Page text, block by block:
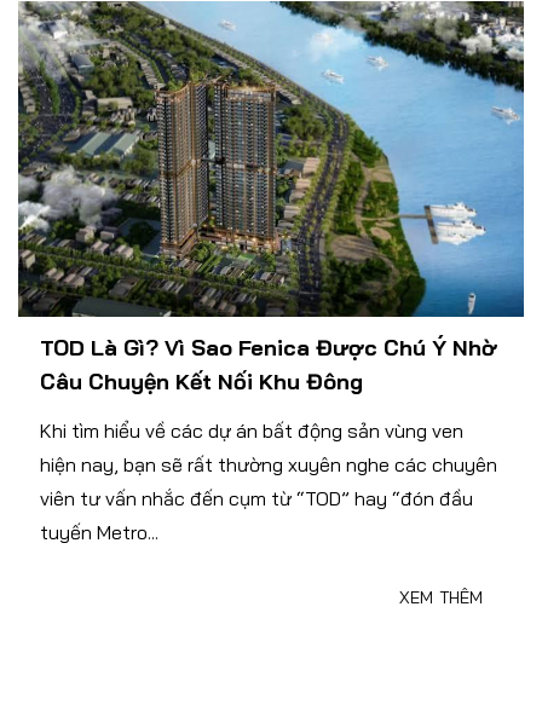
TOD Là Gì? Vì Sao Fenica Được Chú Ý Nhờ
Câu Chuyện Kết Nối Khu Đông
Khi tìm hiểu về các dự án bất động sản vùng ven
hiện nay, bạn sẽ rất thường xuyên nghe các chuyên
viên tư vấn nhắc đến cụm từ “TOD” hay “đón đầu
tuyến Metro...
XEM THÊM